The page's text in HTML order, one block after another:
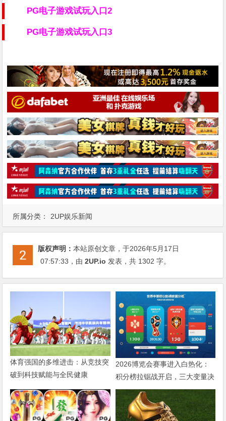
所属分类： 2UP娱乐新闻
PG电子游戏试玩入口2
PG电子游戏试玩入口3
版权声明：本站原创文章，于2026年5月17日
07:57:33 ，由2UP.io 发表，共 1302 字。
体育强国的多维进击：从竞技突
破到科技赋能与全民健康
2026博览会赛事进入白热化：
积分榜拉锯战开启，三大变量决
定出线命运